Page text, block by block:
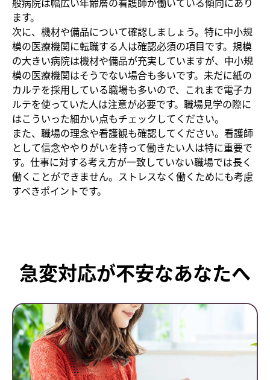
般病院は幅広い年齢層の看護師が働いている傾向にあり
ます。
次に、機材や備品について確認しましょう。特に中小規
模の医療機関に転職する人は確認必須の項目です。規模
の大きい病院は機材や備品が充実していますが、中小規
模の医療機関はそうでない場合も多いです。未だに紙の
カルテを採用している職場も多いので、これまで電子カ
ルテを使っていた人は注意が必要です。職場見学の際に
はこういった細かい点もチェックしてください。
また、職場の理念や看護観も確認してください。看護師
として信念ややりがいを持って働きたい人は特に重要で
す。仕事に対する考え方が一致していない職場では長く
働くことができません。ストレスなく働くためにも考慮
すべきポイントです。
急変対応が不安なあなたへ